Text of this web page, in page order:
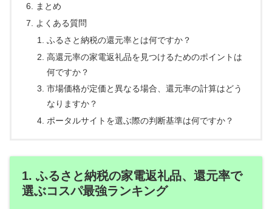
まとめ
よくある質問
ふるさと納税の還元率とは何ですか？
高還元率の家電返礼品を見つけるためのポイントは
何ですか？
市場価格が定価と異なる場合、還元率の計算はどう
なりますか？
ポータルサイトを選ぶ際の判断基準は何ですか？
1. ふるさと納税の家電返礼品、還元率で
選ぶコスパ最強ランキング